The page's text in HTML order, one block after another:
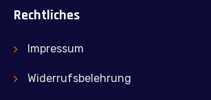
Rechtliches
Impressum
Widerrufsbelehrung